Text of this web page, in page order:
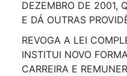
DEZEMBRO DE 2001,
E DÁ OUTRAS
REVOGA A LEI
INSTITUI NOVO
CARREIRA E